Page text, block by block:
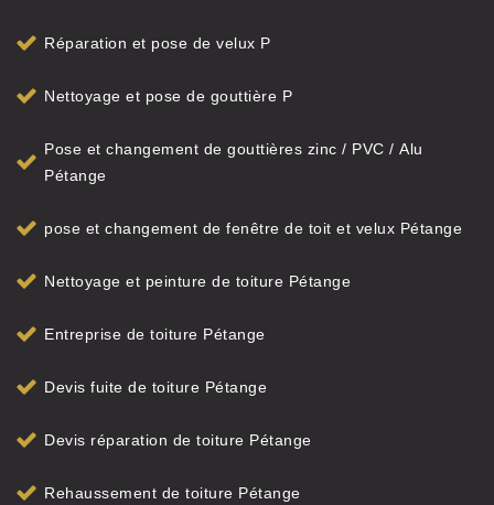
Réparation et pose de velux P
Nettoyage et pose de gouttière P
Pose et changement de gouttières zinc / PVC / Alu
Pétange
pose et changement de fenêtre de toit et velux Pétange
Nettoyage et peinture de toiture Pétange
Entreprise de toiture Pétange
Devis fuite de toiture Pétange
Devis réparation de toiture Pétange
Rehaussement de toiture Pétange